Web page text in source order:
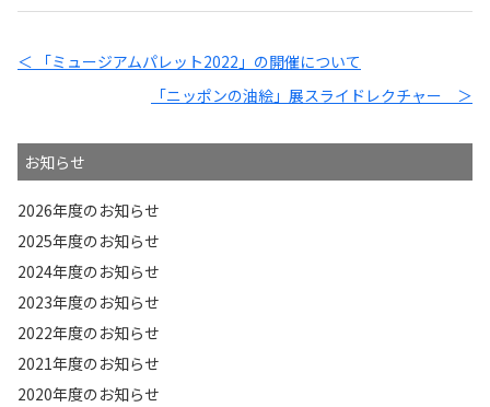
＜ 「ミュージアムパレット2022」の開催について
「ニッポンの油絵」展スライドレクチャー ＞
お知らせ
2026年度のお知らせ
2025年度のお知らせ
2024年度のお知らせ
2023年度のお知らせ
2022年度のお知らせ
2021年度のお知らせ
2020年度のお知らせ